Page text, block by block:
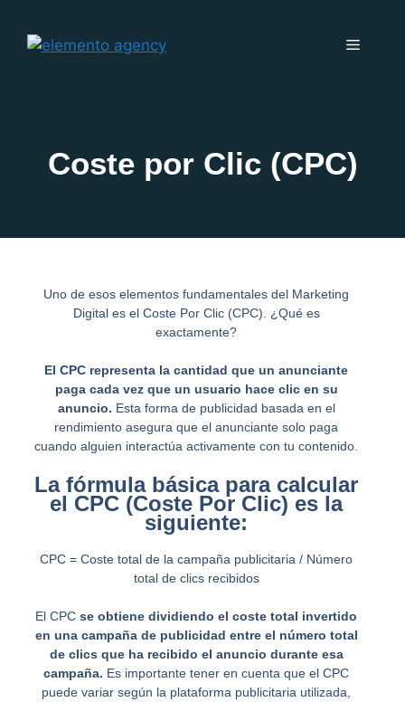
Coste por Clic (CPC)
Uno de esos elementos fundamentales del Marketing
Digital es el Coste Por Clic (CPC). ¿Qué es
exactamente?
El CPC representa la cantidad que un anunciante
paga cada vez que un usuario hace clic en su
anuncio. Esta forma de publicidad basada en el
rendimiento asegura que el anunciante solo paga
cuando alguien interactúa activamente con tu contenido.
La fórmula básica para calcular
el CPC (Coste Por Clic) es la
siguiente:
CPC = Coste total de la campaña publicitaria / Número
total de clics recibidos
El CPCse obtiene dividiendo el coste total invertido
en una campaña de publicidad entre el número total
de clics que ha recibido el anuncio durante esa
campaña. Es importante tener en cuenta que el CPC
puede variar según la plataforma publicitaria utilizada,